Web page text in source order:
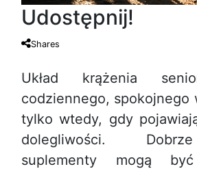
Udostępnij!
Shares
Układ krążenia
codziennego, spokojnego
tylko wtedy, gdy
dolegliwości.
suplementy mogą